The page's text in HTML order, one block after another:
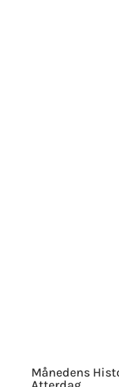
Månedens